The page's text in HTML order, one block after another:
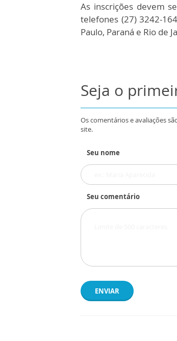
As inscrições devem
telefones (27) 3242-
Paulo, Paraná e Rio de
Seja o
Os comentários e avaliações
site.
Seu nome
Seu comentário
ENVIAR